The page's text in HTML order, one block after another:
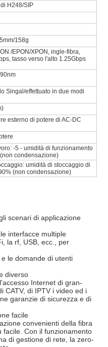
H248/SIP
158g
/EPON/XPON, ingle-fibra,
tasso verso l'alto 1.25Gbps
Singal/effettuato in due modi
esterno di potere di AC-DC
-5 - umidità di funzionamento
condensazione)
umidità di stoccaggio di
(non condensazione)
scenari di applicazione
interfacce multiple
la rf, USB, ecc., per
le domande di utenti
diverso
Internet di gran-
CATV, di IPTV i video ed i
garanzie di sicurezza e di
facile
convenienti della fibra
facile. Con il funzionamento
di gestione di rete, la zero-